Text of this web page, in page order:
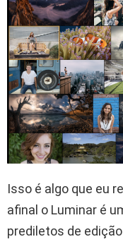
Isso é algo que eu
afinal o Luminar é
prediletos de